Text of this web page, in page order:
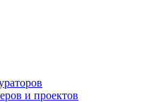
и проектов